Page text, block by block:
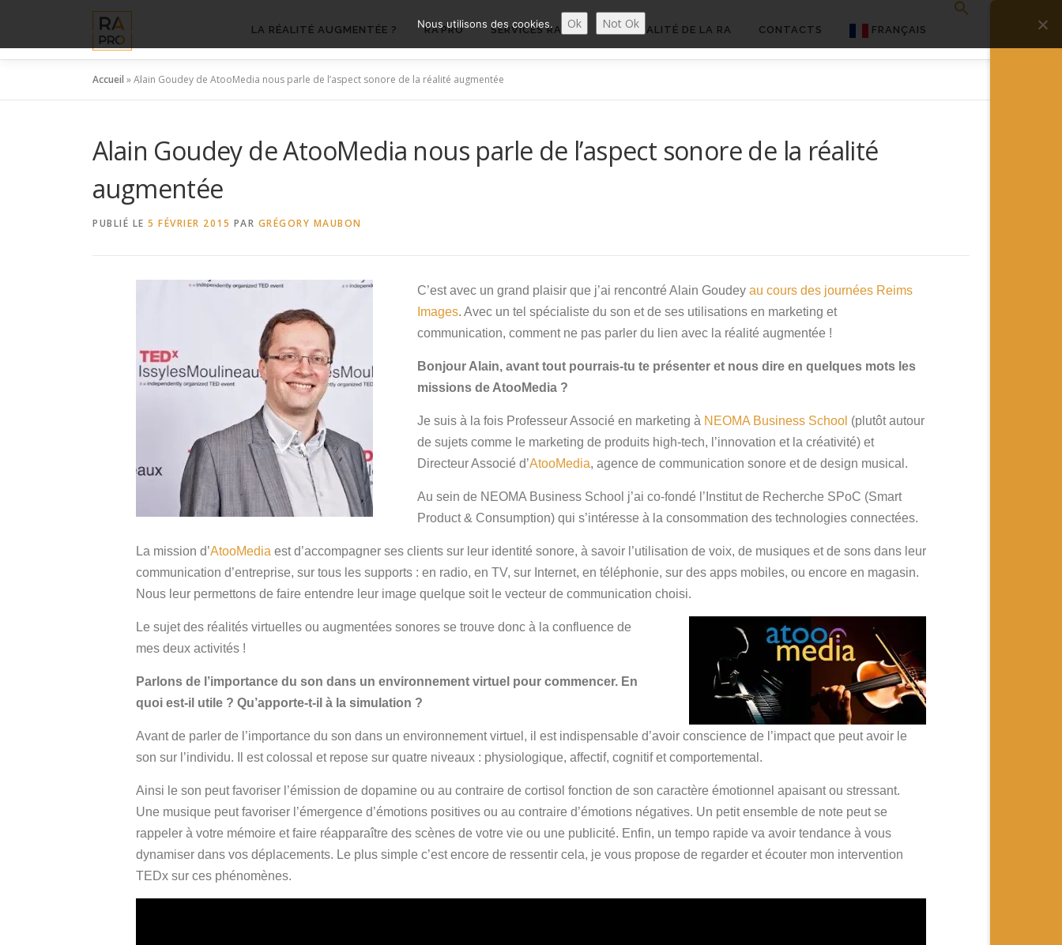
contenu
LA RÉALITÉ AUGMENTÉE ? RA’PRO SERVICES RA’PRO ACTUALITÉ DE LA RA CONTACTS FRANÇAIS
Deutsch
Accueil »Alain Goudey de AtooMedia nous parle de l’aspect sonore de la réalité augmentée
Alain Goudey de AtooMedia nous parle de l’aspect sonore de la réalité
augmentée
PUBLIÉ LE 5 FÉVRIER 2015 PAR GRÉGORY MAUBON
C’est avec un grand plaisir que j’ai rencontré Alain Goudey au cours des journées Reims
Images. Avec un tel spécialiste du son et de ses utilisations en marketing et
communication, comment ne pas parler du lien avec la réalité augmentée !
Bonjour Alain, avant tout pourrais-tu te présenter et nous dire en quelques mots les
missions de AtooMedia ?
Je suis à la fois Professeur Associé en marketing à NEOMA Business School (plutôt autour
de sujets comme le marketing de produits high-tech, l’innovation et la créativité) et
Directeur Associé d’AtooMedia, agence de communication sonore et de design musical.
Au sein de NEOMA Business School j’ai co-fondé l’Institut de Recherche SPoC (Smart
Product & Consumption) qui s’intéresse à la consommation des technologies connectées.
La mission d’AtooMedia est d’accompagner ses clients sur leur identité sonore, à savoir l’utilisation de voix, de musiques et de sons dans leur
communication d’entreprise, sur tous les supports : en radio, en TV, sur Internet, en téléphonie, sur des apps mobiles, ou encore en magasin.
Nous leur permettons de faire entendre leur image quelque soit le vecteur de communication choisi.
Le sujet des réalités virtuelles ou augmentées sonores se trouve donc à la confluence de
mes deux activités !
Parlons de l’importance du son dans un environnement virtuel pour commencer. En
quoi est-il utile ? Qu’apporte-t-il à la simulation ?
Avant de parler de l’importance du son dans un environnement virtuel, il est indispensable d’avoir conscience de l’impact que peut avoir le
son sur l’individu. Il est colossal et repose sur quatre niveaux : physiologique, affectif, cognitif et comportemental.
Ainsi le son peut favoriser l’émission de dopamine ou au contraire de cortisol fonction de son caractère émotionnel apaisant ou stressant.
Une musique peut favoriser l’émergence d’émotions positives ou au contraire d’émotions négatives. Un petit ensemble de note peut se
rappeler à votre mémoire et faire réapparaître des scènes de votre vie ou une publicité. Enfin, un tempo rapide va avoir tendance à vous
dynamiser dans vos déplacements. Le plus simple c’est encore de ressentir cela, je vous propose de regarder et écouter mon intervention
TEDx sur ces phénomènes.
Nous utilisons des cookies. Ok Not Ok